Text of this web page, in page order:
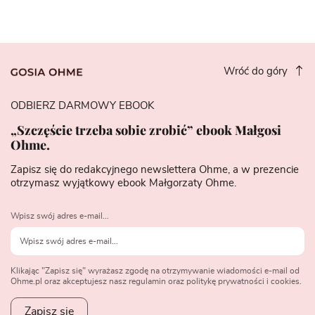
Wróć do góry
ODBIERZ DARMOWY EBOOK
„Szczęście trzeba sobie zrobić” ebook Małgosi
Ohme.
Zapisz się do redakcyjnego newslettera Ohme, a w prezencie
otrzymasz wyjątkowy ebook Małgorzaty Ohme.
Wpisz swój adres e-mail...
Klikając "Zapisz się" wyrażasz zgodę na otrzymywanie wiadomości e-mail od
Ohme.pl oraz akceptujesz nasz regulamin oraz politykę prywatności i cookies.
Zapisz się